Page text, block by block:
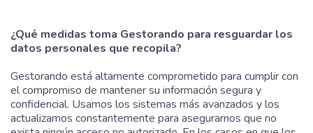
¿Qué medidas toma Gestorando para resguardar los
datos personales que recopila?
Gestorando está altamente comprometido para cumplir con
el compromiso de mantener su información segura y
confidencial. Usamos los sistemas más avanzados y los
actualizamos constantemente para asegurarnos que no